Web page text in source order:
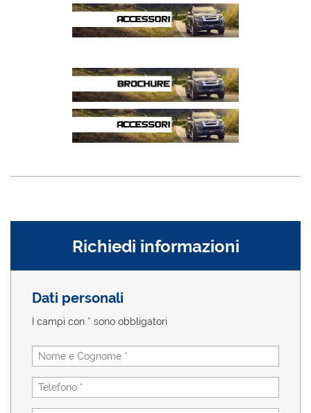
Richiedi informazioni
Dati personali
I campi con * sono obbligatori